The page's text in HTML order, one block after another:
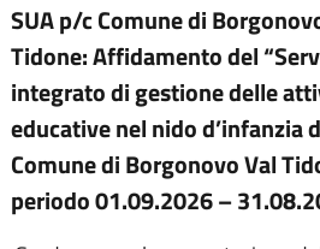
SUA p/c Comune di
Tidone: Affidamento del
integrato di gestione delle
educative nel nido d’infanzia
Comune di Borgonovo Val
periodo 01.09.2026 –